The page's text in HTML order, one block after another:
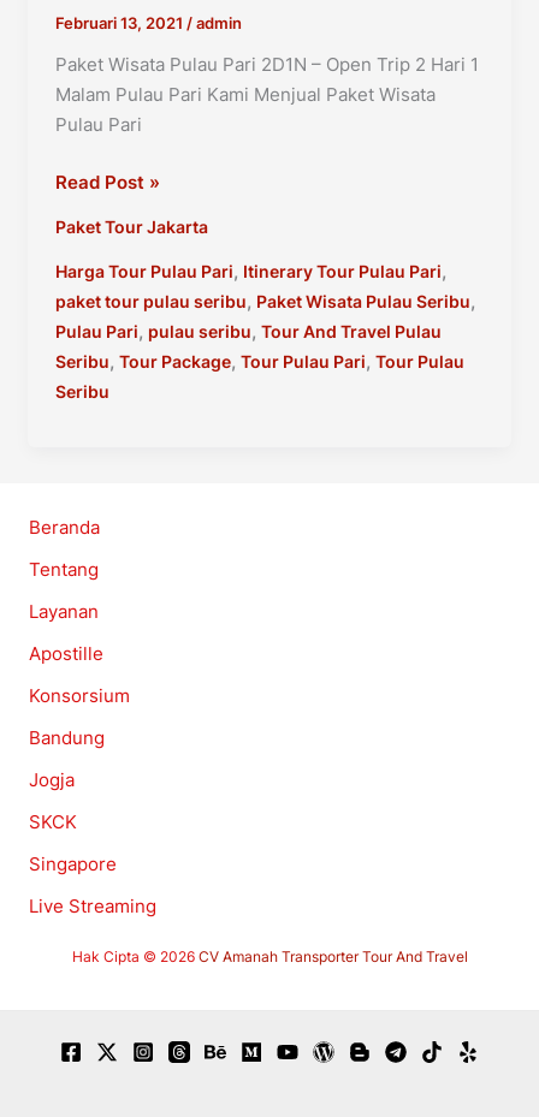
Februari 13, 2021 /admin
Paket Wisata Pulau Pari 2D1N – Open Trip 2 Hari 1
Malam Pulau Pari Kami Menjual Paket Wisata
Pulau Pari
Paket
Pulau
Pari
2D1N
–
Open
Trip
Pulau
Pari
Read Post »
Paket Tour Jakarta
Harga Tour Pulau Pari, Itinerary Tour Pulau Pari,
paket tour pulau seribu, Paket Wisata Pulau Seribu,
Pulau Pari, pulau seribu, Tour And Travel Pulau
Seribu, Tour Package, Tour Pulau Pari, Tour Pulau
Seribu
Beranda
Tentang
Layanan
Apostille
Konsorsium
Bandung
Jogja
SKCK
Singapore
Live Streaming
Hak Cipta © 2026 CV Amanah Transporter Tour And Travel